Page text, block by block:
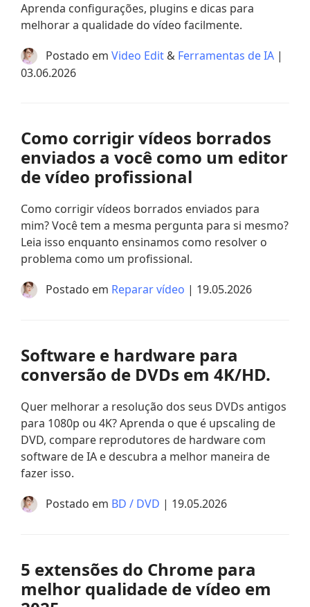
Aprenda configurações, plugins e dicas para
melhorar a qualidade do vídeo facilmente.
Postado em Video Edit & Ferramentas de IA |
03.06.2026
Como corrigir vídeos borrados
enviados a você como um editor
de vídeo profissional
Como corrigir vídeos borrados enviados para
mim? Você tem a mesma pergunta para si mesmo?
Leia isso enquanto ensinamos como resolver o
problema como um profissional.
Postado em Reparar vídeo | 19.05.2026
Software e hardware para
conversão de DVDs em 4K/HD.
Quer melhorar a resolução dos seus DVDs antigos
para 1080p ou 4K? Aprenda o que é upscaling de
DVD, compare reprodutores de hardware com
software de IA e descubra a melhor maneira de
fazer isso.
Postado em BD / DVD | 19.05.2026
5 extensões do Chrome para
melhor qualidade de vídeo em